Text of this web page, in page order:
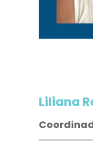
Liliana